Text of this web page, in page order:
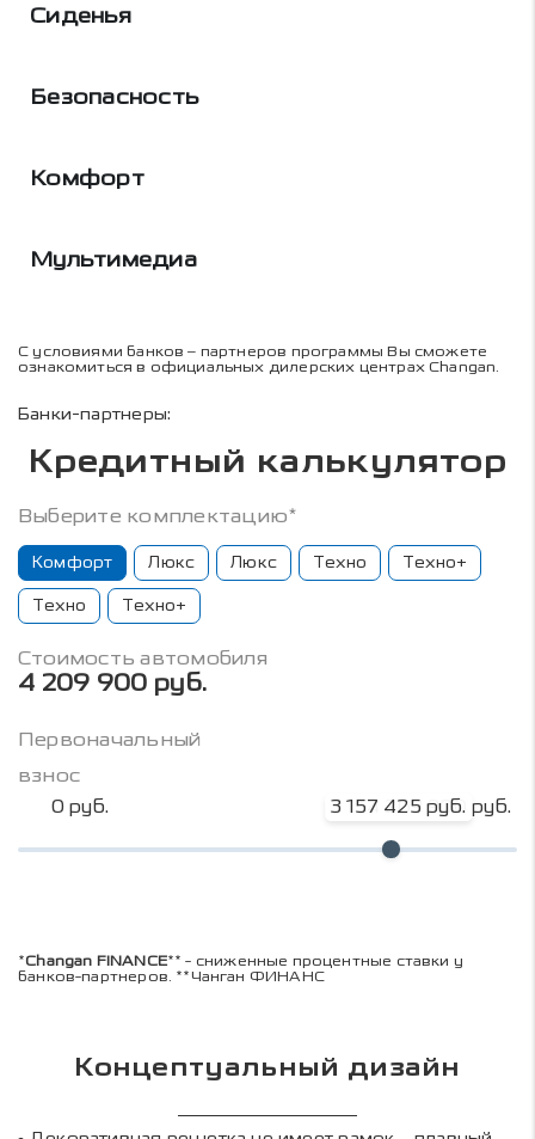
Сиденья
Безопасность
Комфорт
Мультимедиа
С условиями банков – партнеров программы Вы сможете
ознакомиться в официальных дилерских центрах Changan.
Банки-партнеры:
Кредитный калькулятор
Выберите комплектацию*
Комфорт Люкс Люкс Техно Техно+
Техно Техно+
Стоимость автомобиля
4 209 900 руб.
Первоначальный
взнос
0 руб. 3 157 425 руб.
4 209 900 руб.
*Changan FINANCE** - сниженные процентные ставки у
банков-партнеров. **Чанган ФИНАНС
Концептуальный дизайн